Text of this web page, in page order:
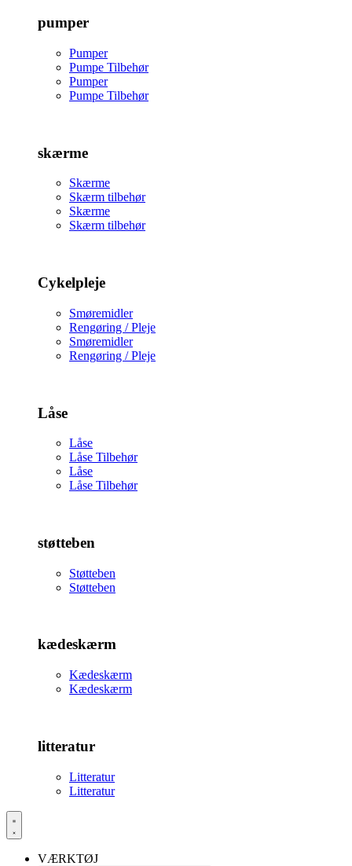
pumper
Pumper
Pumpe Tilbehør
Pumper
Pumpe Tilbehør
skærme
Skærme
Skærm tilbehør
Skærme
Skærm tilbehør
Cykelpleje
Smøremidler
Rengøring / Pleje
Smøremidler
Rengøring / Pleje
Låse
Låse
Låse Tilbehør
Låse
Låse Tilbehør
støtteben
Støtteben
Støtteben
kædeskærm
Kædeskærm
Kædeskærm
litteratur
Litteratur
Litteratur
VÆRKTØJ